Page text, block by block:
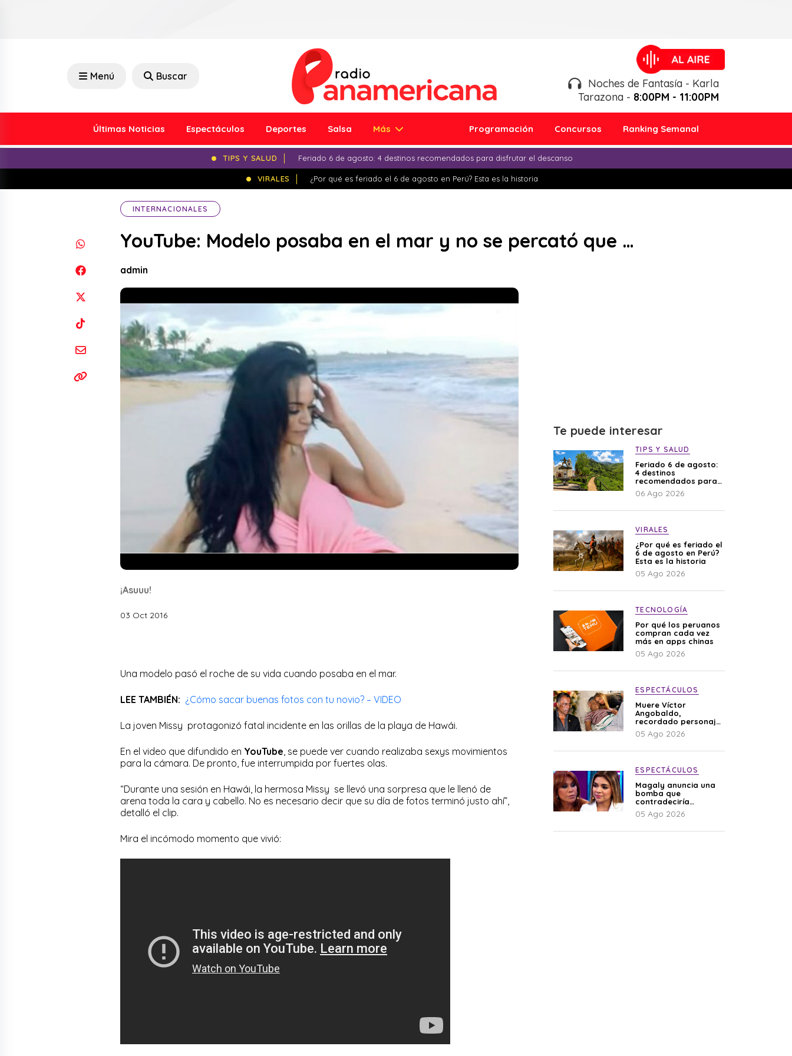
Menú Buscar
Noches de Fantasía - Karla
Tarazona - 8:00PM - 11:00PM
Últimas Noticias Espectáculos Deportes Salsa Más Programación Concursos Ranking Semanal
TIPS Y SALUD Feriado 6 de agosto: 4 destinos recomendados para disfrutar el descanso
VIRALES ¿Por qué es feriado el 6 de agosto en Perú? Esta es la historia
INTERNACIONALES
YouTube: Modelo posaba en el mar y no se percató que …
admin
¡Asuuu!
03 Oct 2016
Una modelo pasó el roche de su vida cuando posaba en el mar.
LEE TAMBIÉN: ¿Cómo sacar buenas fotos con tu novio? – VIDEO
La joven Missy protagonizó fatal incidente en las orillas de la playa de Hawái.
En el video que difundido en YouTube , se puede ver cuando realizaba sexys movimientos
para la cámara. De pronto, fue interrumpida por fuertes olas.
“Durante una sesión en Hawái, la hermosa Missy se llevó una sorpresa que le llenó de
arena toda la cara y cabello. No es necesario decir que su día de fotos terminó justo ahí”,
detalló el clip.
Mira el incómodo momento que vivió:
Te puede interesar
TIPS Y SALUD
Feriado 6 de agosto:
4 destinos
recomendados para
disfrutar el descanso
06 Ago 2026
VIRALES
¿Por qué es feriado el
6 de agosto en Perú?
Esta es la historia
05 Ago 2026
TECNOLOGÍA
Por qué los peruanos
compran cada vez
más en apps chinas
05 Ago 2026
ESPECTÁCULOS
Muere Víctor
Angobaldo,
recordado personaje
de la farándula y
expareja de Shirley
05 Ago 2026
ESPECTÁCULOS
Magaly anuncia una
bomba que
contradeciría
comunicado de La
Bella Luz: “Hay un
05 Ago 2026